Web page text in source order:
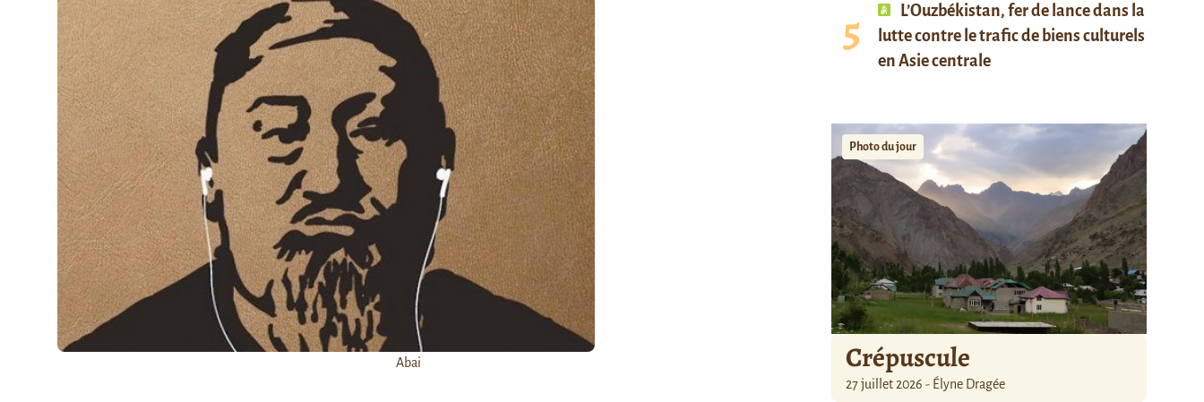
Abai
L’Ouzbékistan, fer de lance dans la
lutte contre le trafic de biens culturels
en Asie centrale
Photo du jour
Crépuscule
27 juillet 2026 - Élyne Dragée